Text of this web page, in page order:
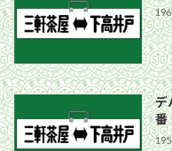
デ
番